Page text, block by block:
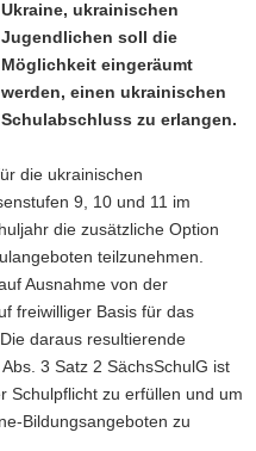
Ukraine, ukrainischen
Jugendlichen soll die
Möglichkeit eingeräumt
werden, einen ukrainischen
Schulabschluss zu erlangen.
die ukrainischen
9, 10 und 11 im
die zusätzliche Option
teilzunehmen.
Ausnahme von der
freiwilliger Basis für das
daraus resultierende
3 Satz 2 SächsSchulG ist
Schulpflicht zu erfüllen und um
Bildungsangeboten zu